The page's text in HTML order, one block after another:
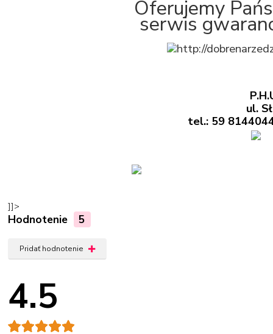
Oferujemy
serwis
ul.
tel.: 59
]]>
Hodnotenie 5
Pridať hodnotenie
4.5